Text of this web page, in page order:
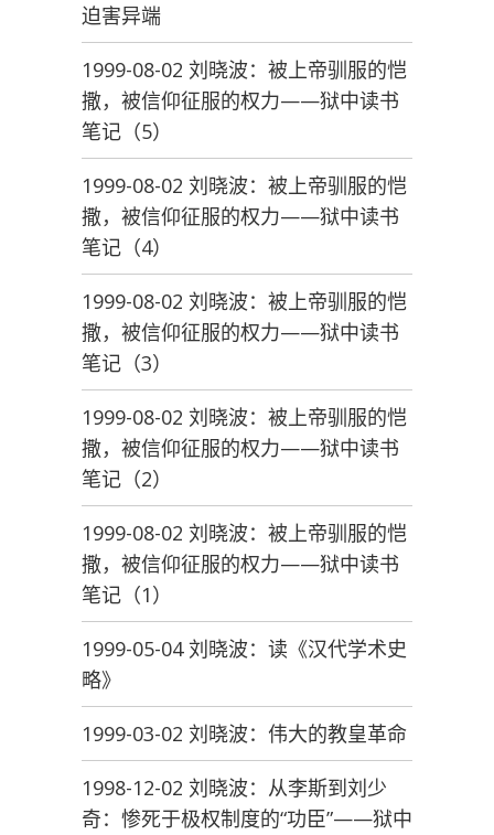
迫害异端
1999-08-02 刘晓波：被上帝驯服的恺
撒，被信仰征服的权力——狱中读书
笔记（5）
1999-08-02 刘晓波：被上帝驯服的恺
撒，被信仰征服的权力——狱中读书
笔记（4）
1999-08-02 刘晓波：被上帝驯服的恺
撒，被信仰征服的权力——狱中读书
笔记（3）
1999-08-02 刘晓波：被上帝驯服的恺
撒，被信仰征服的权力——狱中读书
笔记（2）
1999-08-02 刘晓波：被上帝驯服的恺
撒，被信仰征服的权力——狱中读书
笔记（1）
1999-05-04 刘晓波：读《汉代学术史
略》
1999-03-02 刘晓波：伟大的教皇革命
1998-12-02 刘晓波：从李斯到刘少
奇：惨死于极权制度的“功臣”——狱中